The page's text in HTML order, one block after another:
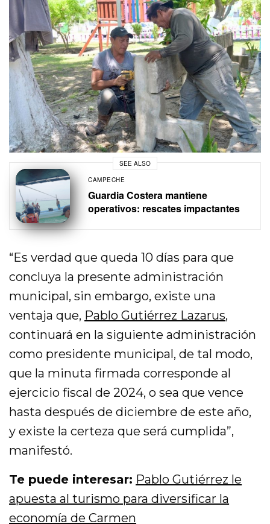
SEE ALSO
CAMPECHE
Guardia Costera mantiene
operativos: rescates impactantes
“Es verdad que queda 10 días para que
concluya la presente administración
municipal, sin embargo, existe una
ventaja que, Pablo Gutiérrez Lazarus,
continuará en la siguiente administración
como presidente municipal, de tal modo,
que la minuta firmada corresponde al
ejercicio fiscal de 2024, o sea que vence
hasta después de diciembre de este año,
y existe la certeza que será cumplida”,
manifestó.
Te puede interesar: Pablo Gutiérrez le
apuesta al turismo para diversificar la
economía de Carmen